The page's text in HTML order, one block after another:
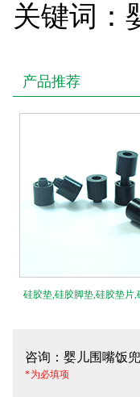
关键词：
产品推荐
硅胶垫,硅胶脚垫,硅胶垫片,
咨询：婴儿围嘴饭
* 为必填项